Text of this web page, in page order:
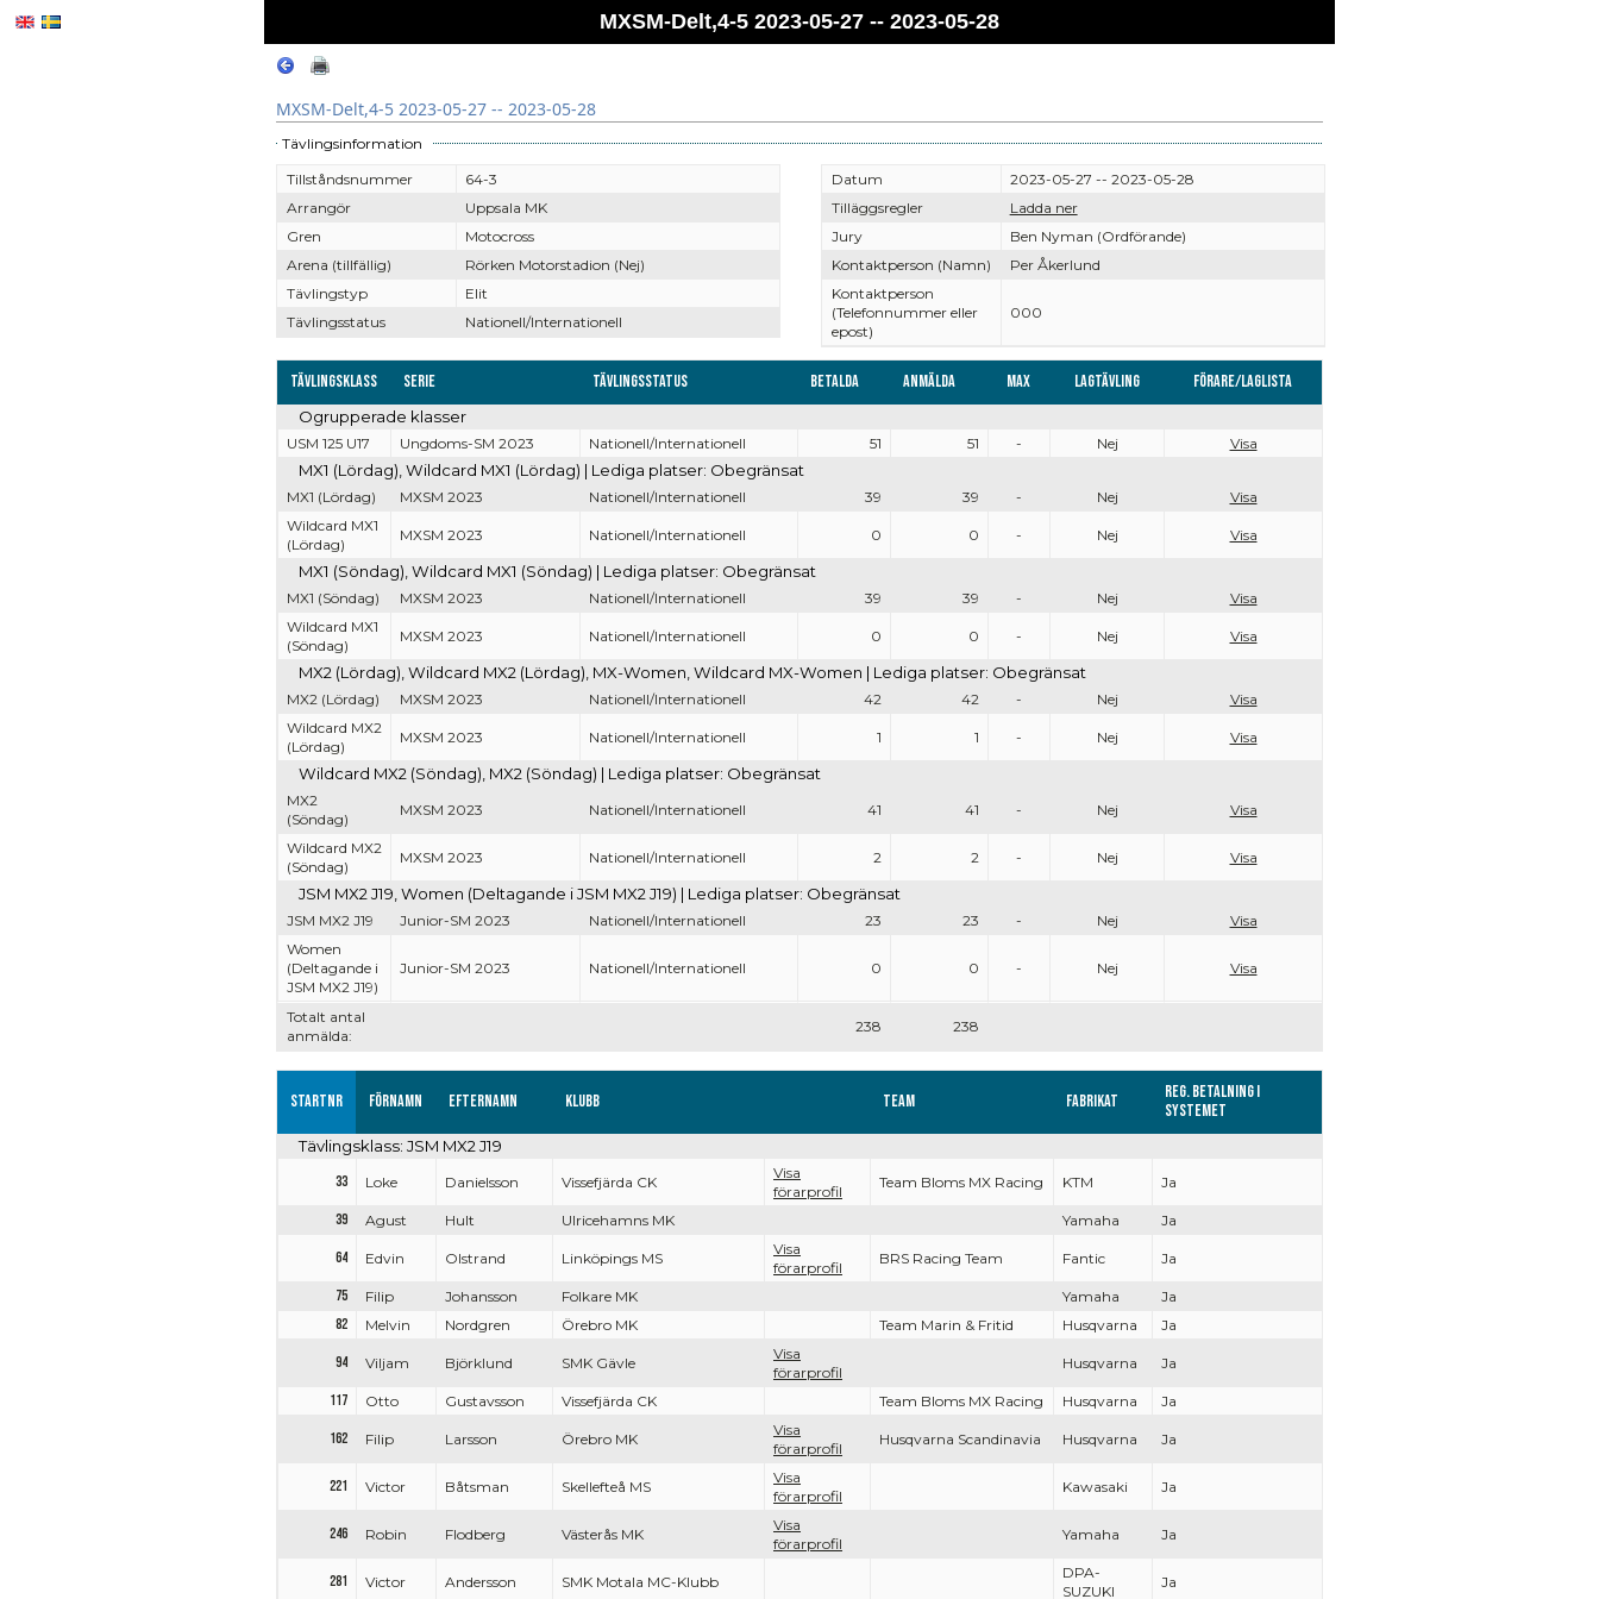
MXSM-Delt,4-5 2023-05-27 -- 2023-05-28
MXSM-Delt,4-5 2023-05-27 -- 2023-05-28
Tävlingsinformation
Tillståndsnummer
64-3
Arrangör
Uppsala MK
Gren
Motocross
Arena (tillfällig)
Rörken Motorstadion (Nej)
Tävlingstyp
Elit
Tävlingsstatus
Nationell/Internationell
Datum
2023-05-27 -- 2023-05-28
Tilläggsregler
Ladda ner
Jury
Ben Nyman (Ordförande)
Kontaktperson (Namn)
Per Åkerlund
Kontaktperson
(Telefonnummer eller
epost)
000
Tävlingsklass Serie Tävlingsstatus Betalda Anmälda Max Lagtävling Förare/Laglista
Totalt antal
anmälda:
238 238
Ogrupperade klasser
USM 125 U17 Ungdoms-SM 2023 Nationell/Internationell 51 51 - Nej Visa
MX1 (Lördag), Wildcard MX1 (Lördag) | Lediga platser: Obegränsat
MX1 (Lördag) MXSM 2023 Nationell/Internationell 39 39 - Nej
Visa
Wildcard MX1
(Lördag)
MXSM 2023 Nationell/Internationell 0 0 - Nej Visa
MX1 (Söndag), Wildcard MX1 (Söndag) | Lediga platser: Obegränsat
MX1 (Söndag) MXSM 2023 Nationell/Internationell 39 39 - Nej
Visa
Wildcard MX1
(Söndag)
MXSM 2023 Nationell/Internationell 0 0 - Nej Visa
MX2 (Lördag), Wildcard MX2 (Lördag), MX-Women, Wildcard MX-Women | Lediga platser: Obegränsat
MX2 (Lördag) MXSM 2023 Nationell/Internationell 42 42 - Nej
Visa
Wildcard MX2
(Lördag)
MXSM 2023 Nationell/Internationell 1 1 - Nej Visa
Wildcard MX2 (Söndag), MX2 (Söndag) | Lediga platser: Obegränsat
MX2
(Söndag)
MXSM 2023 Nationell/Internationell 41 41 - Nej Visa
Wildcard MX2
(Söndag)
MXSM 2023 Nationell/Internationell 2 2 - Nej Visa
JSM MX2 J19, Women (Deltagande i JSM MX2 J19) | Lediga platser: Obegränsat
JSM MX2 J19 Junior-SM 2023 Nationell/Internationell 23 23 - Nej
Visa
Women
(Deltagande i
JSM MX2 J19)
Junior-SM 2023 Nationell/Internationell 0 0 - Nej Visa
Startnr Förnamn Efternamn Klubb Team Fabrikat
Reg. Betalning i
systemet
Tävlingsklass: JSM MX2 J19
33 Loke Danielsson Vissefjärda CK
Visa
förarprofil
Team Bloms MX Racing KTM Ja
39 Agust Hult Ulricehamns MK Yamaha Ja
64 Edvin Olstrand Linköpings MS
Visa
förarprofil
BRS Racing Team Fantic Ja
75 Filip Johansson Folkare MK Yamaha
Ja
82
Melvin Nordgren Örebro MK Team Marin & Fritid Husqvarna Ja
94 Viljam Björklund SMK Gävle
Visa
förarprofil
Husqvarna Ja
117 Otto Gustavsson Vissefjärda CK Team Bloms MX Racing Husqvarna Ja
162 Filip Larsson Örebro MK
Visa
förarprofil
Husqvarna Scandinavia Husqvarna Ja
221 Victor Båtsman Skellefteå MS
Visa
förarprofil
Kawasaki Ja
246 Robin Flodberg Västerås MK
Visa
förarprofil
Yamaha Ja
281 Victor Andersson SMK Motala MC-Klubb
DPA-
SUZUKI
Ja